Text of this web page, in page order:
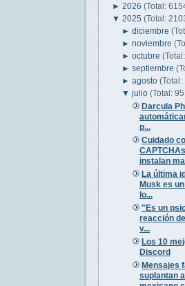
► 2026 (Total:
▼ 2025 (Total:
►diciembre
►noviembre
►octubre
►septiembre
►agosto(Total:
▼julio(Total:
Darcula
p...
Cuidado
instalan
La última
Musk es
lo...
"Es un
reacción
v...
Los 10
Discord
Mensajes
suplantan